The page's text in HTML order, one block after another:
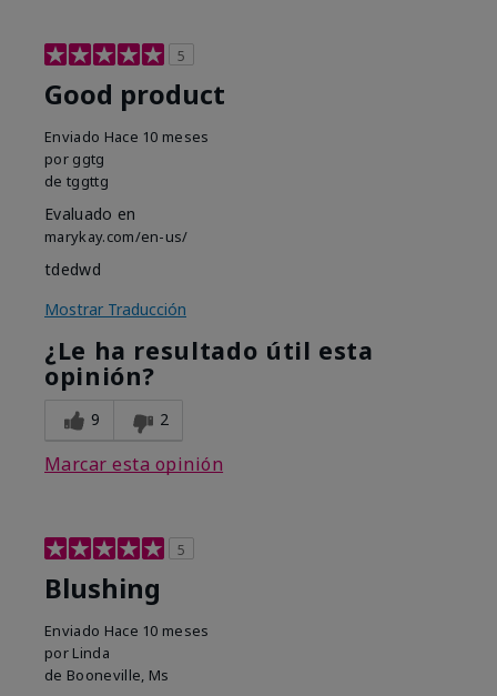
5
Good product
Enviado Hace 10 meses
por ggtg
de tggttg
Evaluado en
marykay.com/en-us/
tdedwd
Mostrar Traducción
¿Le ha resultado útil esta
opinión?
9 2
Marcar esta opinión
5
Blushing
Enviado Hace 10 meses
por Linda
de Booneville, Ms